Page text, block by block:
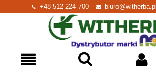
+48 512 224 700 biuro@witherba.pl